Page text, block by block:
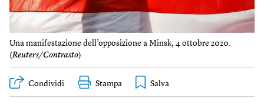
Una manifestazione dell’opposizione a Minsk, 4 ottobre 2020.
(Reuters/Contrasto)
Condividi Stampa